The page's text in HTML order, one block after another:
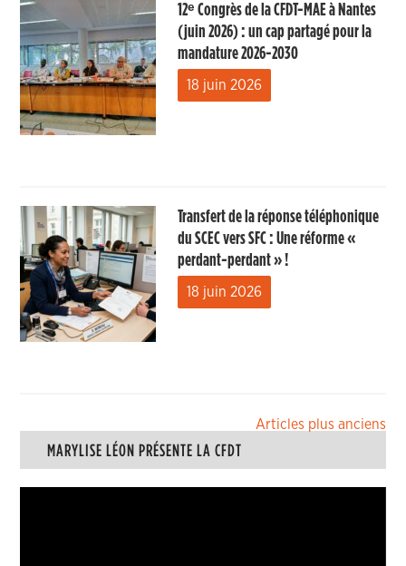
12ᵉ Congrès de la CFDT-MAE à Nantes
(juin 2026) : un cap partagé pour la
mandature 2026-2030
18 juin 2026
Transfert de la réponse téléphonique
du SCEC vers SFC : Une réforme «
perdant-perdant » !
18 juin 2026
Navigation
des
articles
Articles plus anciens
MARYLISE LÉON PRÉSENTE LA CFDT